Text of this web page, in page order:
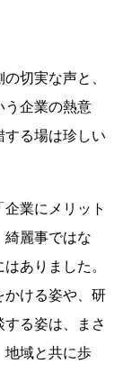
切実な声と、
う企業の熱意
する場は珍しい
業にメリット
綺麗事ではな
ありました。
かける姿や、研
る姿は、まさ
地域と共に歩